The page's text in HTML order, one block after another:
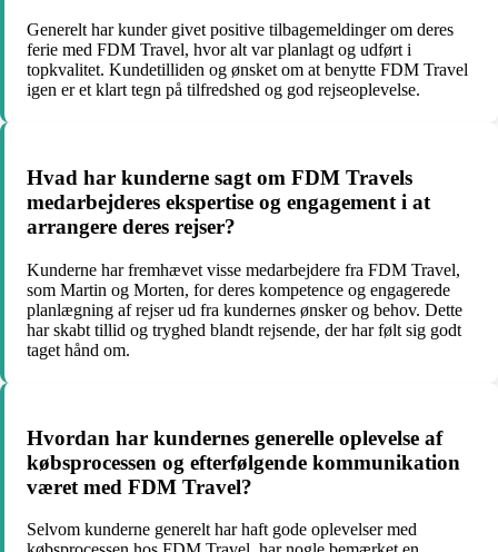
Generelt har kunder givet positive tilbagemeldinger om deres
ferie med FDM Travel, hvor alt var planlagt og udført i
topkvalitet. Kundetilliden og ønsket om at benytte FDM Travel
igen er et klart tegn på tilfredshed og god rejseoplevelse.
Hvad har kunderne sagt om FDM Travels
medarbejderes ekspertise og engagement i at
arrangere deres rejser?
Kunderne har fremhævet visse medarbejdere fra FDM Travel,
som Martin og Morten, for deres kompetence og engagerede
planlægning af rejser ud fra kundernes ønsker og behov. Dette
har skabt tillid og tryghed blandt rejsende, der har følt sig godt
taget hånd om.
Hvordan har kundernes generelle oplevelse af
købsprocessen og efterfølgende kommunikation
været med FDM Travel?
Selvom kunderne generelt har haft gode oplevelser med